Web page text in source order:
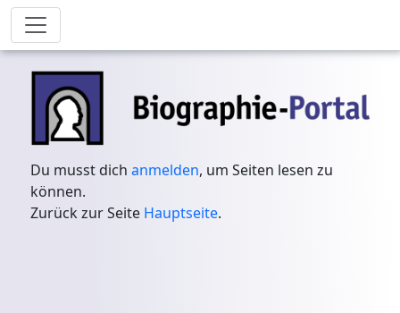
Du musst dichanmelden, um Seiten lesen zu
können.
Zurück zur Seite Hauptseite.